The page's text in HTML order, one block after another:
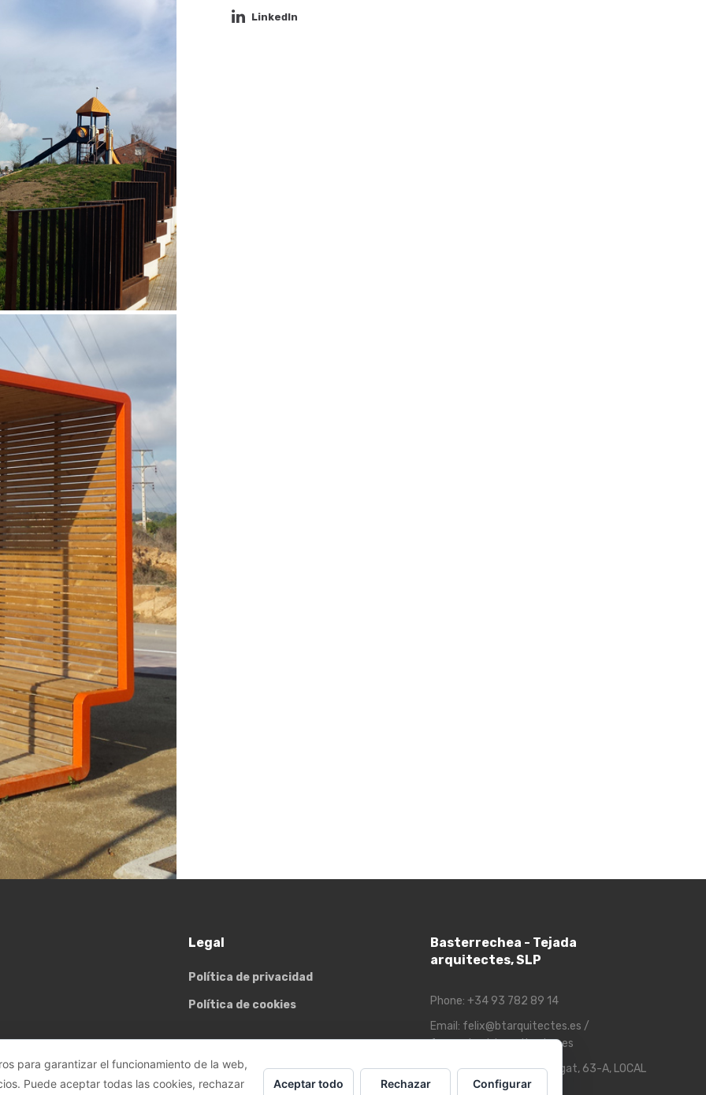
LinkedIn
Legal
Política de privacidad
Política de cookies
Basterrechea - Tejada
arquitectes, SLP
Phone: +34 93 782 89 14
Email: felix@btarquitectes.es /
fernando@btarquitectes.es
Address:Ctra. de Sant Cugat, 63-A, LOCAL
4, 08191 Rubí, Barcelona
para garantizar el funcionamiento de la web,
Puede aceptar todas las cookies, rechazar
Aceptar todo Rechazar Configurar